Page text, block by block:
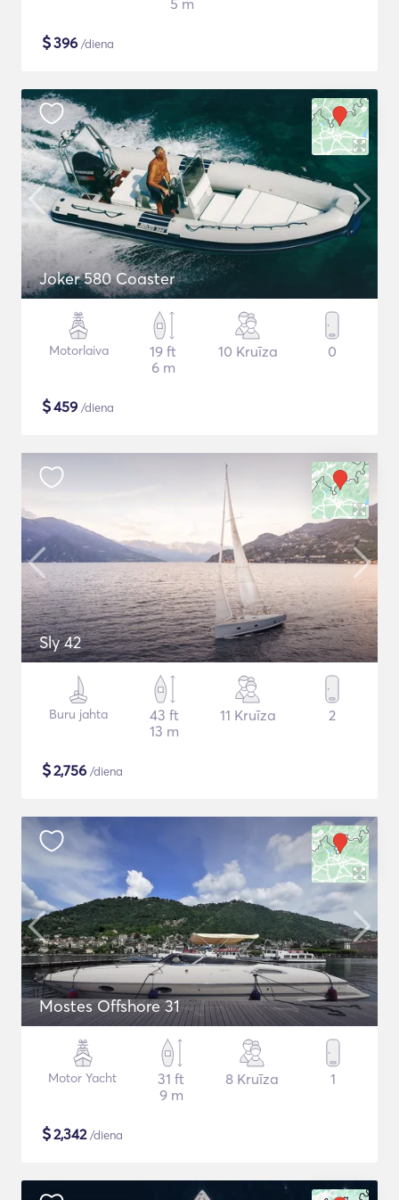
5 m
$396 /diena
Joker 580 Coaster
Motorlaiva
19 ft
6 m
10 Kruīza 0
$459 /diena
Sly 42
Buru jahta
43 ft
13 m
11 Kruīza 2
$2,756 /diena
Mostes Offshore 31
Motor Yacht
31 ft
9 m
8 Kruīza 1
$2,342/diena